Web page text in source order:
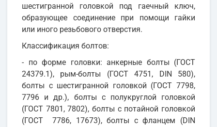
шестигранной головкой под гаечный ключ,
образующее соединение при помощи гайки
или иного резьбового отверстия.
Классификация болтов:
- по форме головки: анкерные болты (ГОСТ
24379.1), рым-болты (ГОСТ 4751, DIN 580),
болты с шестигранной головкой (ГОСТ 7798,
7796 и др.), болты с полукруглой головкой
(ГОСТ 7801, 7802), болты с потайной головкой
(ГОСТ 7786, 17673), болты с фланцем (DIN